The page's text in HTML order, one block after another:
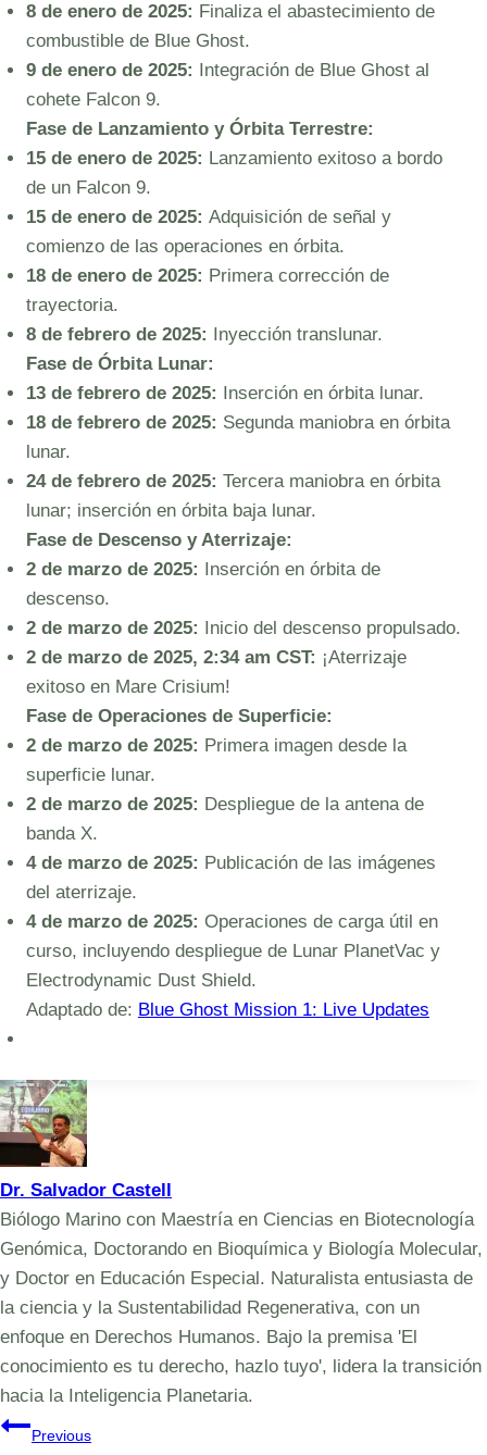
8 de enero de 2025: Finaliza el abastecimiento de
combustible de Blue Ghost.
9 de enero de 2025:
Integración de Blue Ghost al
cohete Falcon 9.
Fase de Lanzamiento y Órbita Terrestre:
15 de enero de 2025: Lanzamiento exitoso a bordo
de un Falcon 9.
15 de enero de 2025: Adquisición de señal y
comienzo de las operaciones en órbita.
18 de enero de 2025: Primera corrección de
trayectoria.
8 de febrero de 2025:
Inyección translunar.
Fase de Órbita Lunar:
13 de febrero de 2025:
Inserción en órbita lunar.
18 de febrero de 2025: Segunda maniobra en órbita
lunar.
24 de febrero de 2025: Tercera maniobra en órbita
lunar; inserción en órbita baja lunar.
Fase de Descenso y Aterrizaje:
2 de marzo de 2025:
Inserción en órbita de
descenso.
2 de marzo de 2025:
Inicio del descenso propulsado.
2 de marzo de 2025, 2:34 am CST: ¡Aterrizaje
exitoso en Mare Crisium!
Fase de Operaciones de Superficie:
2 de marzo de 2025: Primera imagen desde la
superficie lunar.
2 de marzo de 2025: Despliegue de la antena de
banda X.
4 de marzo de 2025: Publicación de las imágenes
del aterrizaje.
4 de marzo de 2025: Operaciones de carga útil en
curso, incluyendo despliegue de Lunar PlanetVac y
Electrodynamic Dust Shield.
Adaptado de: Blue Ghost Mission 1: Live Updates
Dr. Salvador Castell
Biólogo Marino con Maestría en Ciencias en Biotecnología
Genómica, Doctorando en Bioquímica y Biología Molecular,
y Doctor en Educación Especial. Naturalista entusiasta de
la ciencia y la Sustentabilidad Regenerativa, con un
enfoque en Derechos Humanos. Bajo la premisa 'El
conocimiento es tu derecho, hazlo tuyo', lidera la transición
hacia la Inteligencia Planetaria.
Navegación
Previous